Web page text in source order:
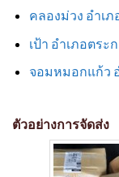
คลองม่วง อำเ
เป้า อำเภอตร
จอมหมอกแก้ว
ตัวอย่างการจัดส่ง